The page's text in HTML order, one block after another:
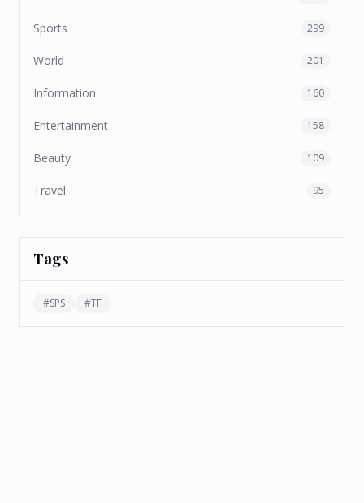
Sports 299
World 201
Information 160
Entertainment 158
Beauty 109
Travel 95
Tags
#SPS #TF